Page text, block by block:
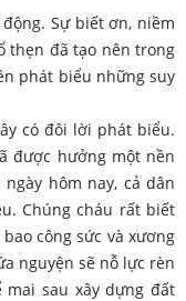
Sự biết ơn, niềm
thẹn đã tạo nên trong
phát biểu những suy
có đôi lời phát biểu.
được hưởng một nền
hôm nay, cả dân
Chúng cháu rất biết
công sức và xương
nguyện sẽ nỗ lực rèn
sau xây dựng đất